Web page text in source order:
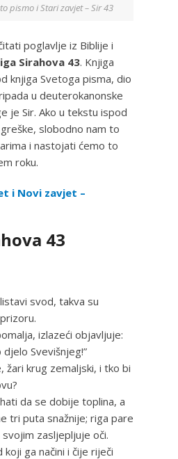
pismo i Stari zavjet – Sir 43
poglavlje iz Biblije i
Sirahova 43. Knjiga
knjiga Svetoga pisma, dio
u deuterokanonske
je Sir. Ako u tekstu ispod
slobodno nam to
i nastojati ćemo to
roku.
i Novi zavjet –
43
svod, takva su
izlazeći objavljuje:
Svevišnjeg!”
žari krug zemaljski, i tko bi
da se dobije toplina, a
tri puta snažnije; riga pare
zasljepljuje oči.
koji ga načini i čije riječi